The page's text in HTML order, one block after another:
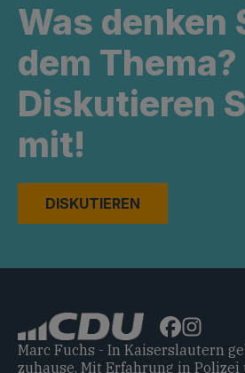
Was denken
dem Thema?
Diskutieren
mit!
DISKUTIEREN
Marc Fuchs - In Kaiserslautern
zuhause. Mit Erfahrung in